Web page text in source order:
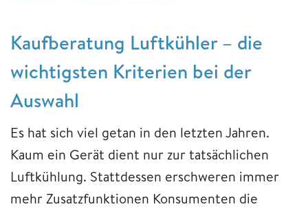
Kaufberatung Luftkühler – die
wichtigsten Kriterien bei der
Auswahl
Es hat sich viel getan in den letzten Jahren.
Kaum ein Gerät dient nur zur tatsächlichen
Luftkühlung. Stattdessen erschweren immer
mehr Zusatzfunktionen Konsumenten die